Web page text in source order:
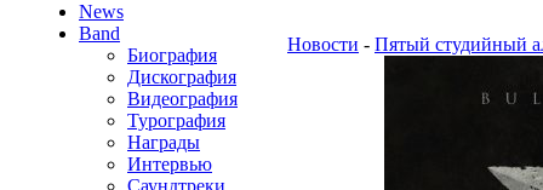
News
Band
Биография
Дискография
Видеография
Турография
Награды
Интервью
Саундтреки
Новости - Пятый студийный